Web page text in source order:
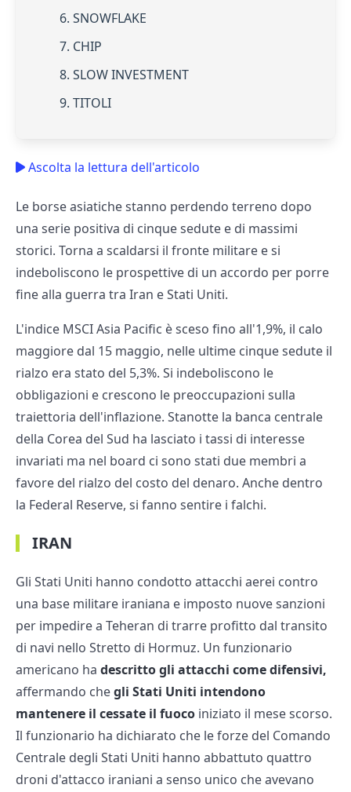
6. SNOWFLAKE
7. CHIP
8. SLOW INVESTMENT
9. TITOLI
Ascolta la lettura dell'articolo
Le borse asiatiche stanno perdendo terreno dopo
una serie positiva di cinque sedute e di massimi
storici. Torna a scaldarsi il fronte militare e si
indeboliscono le prospettive di un accordo per porre
fine alla guerra tra Iran e Stati Uniti.
L'indice MSCI Asia Pacific è sceso fino all'1,9%, il calo
maggiore dal 15 maggio, nelle ultime cinque sedute il
rialzo era stato del 5,3%. Si indeboliscono le
obbligazioni e crescono le preoccupazioni sulla
traiettoria dell'inflazione. Stanotte la banca centrale
della Corea del Sud ha lasciato i tassi di interesse
invariati ma nel board ci sono stati due membri a
favore del rialzo del costo del denaro. Anche dentro
la Federal Reserve, si fanno sentire i falchi.
IRAN
Gli Stati Uniti hanno condotto attacchi aerei contro
una base militare iraniana e imposto nuove sanzioni
per impedire a Teheran di trarre profitto dal transito
di navi nello Stretto di Hormuz. Un funzionario
americano ha descritto gli attacchi come difensivi,
affermando chegli Stati Uniti intendono
mantenere il cessate il fuoco iniziato il mese scorso.
Il funzionario ha dichiarato che le forze del Comando
Centrale degli Stati Uniti hanno abbattuto quattro
droni d'attacco iraniani a senso unico che avevano